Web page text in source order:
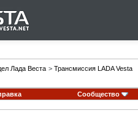
Лада Веста > Трансмиссия LADA Vesta
Сообщество